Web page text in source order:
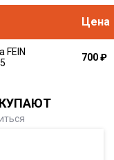
Цена
FEIN
700₽